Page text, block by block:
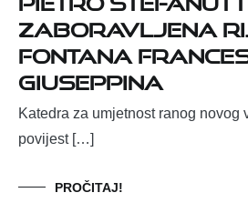
zaboravljena
fontana
Giuseppina
Katedra za umjetnost ranog novog
povijest […]
PROČITAJ!